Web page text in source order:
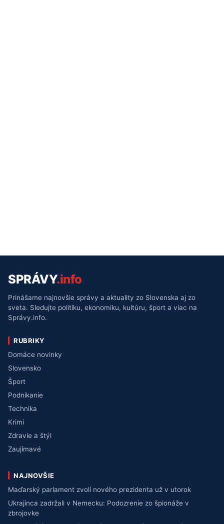
SPRÁVY.info
Prinášame najnovšie správy a aktuality zo Slovenska aj zo
sveta. Sledujte politiku, ekonomiku, kultúru, šport a viac na
Správy.info.
RUBRIKY
Domáce novinky
Slovensko
Šport
Podnikanie
Technika
Krimi
Zdravie a štýl
Zaujímavé
NAJNOVŠIE
Maďarský parlament zvolí nového prezidenta už v utorok
Ukrajinca zadržali v Nemecku: Podozrenie zo špionáže v
zbrojovke